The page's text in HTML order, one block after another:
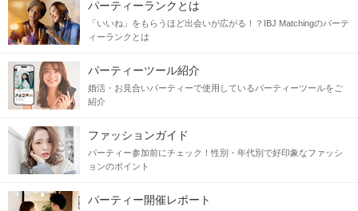
パーティーランクとは
「いいね」をもらうほど出会いが広がる！？IBJ Matchingのパーテ
ィーランクとは
パーティーツール紹介
婚活・お見合いパーティーで使用しているパーティーツールをご
紹介
ファッションガイド
パーティー参加前にチェック！性別・年代別で好印象なファッシ
ョンのポイント
パーティー開催レポート